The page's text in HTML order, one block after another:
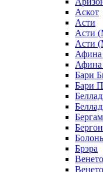
Аскот
Асти
Асти
Асти
Афина
Бари
Бари
Брэра